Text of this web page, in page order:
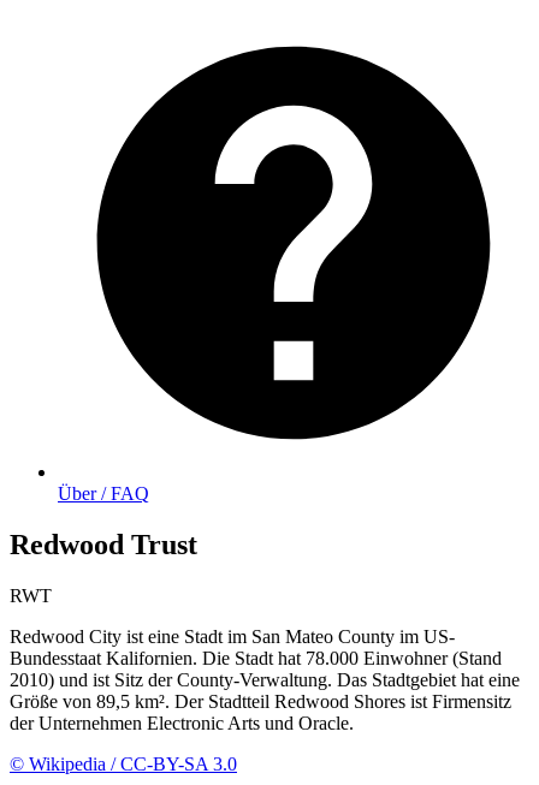
Über / FAQ
Redwood Trust
RWT
Redwood City ist eine Stadt im San Mateo County im US-
Bundesstaat Kalifornien. Die Stadt hat 78.000 Einwohner (Stand
2010) und ist Sitz der County-Verwaltung. Das Stadtgebiet hat eine
Größe von 89,5 km². Der Stadtteil Redwood Shores ist Firmensitz
der Unternehmen Electronic Arts und Oracle.
© Wikipedia / CC-BY-SA 3.0